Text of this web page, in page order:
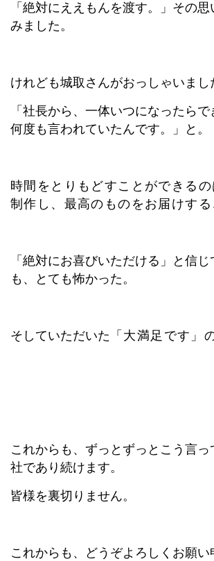
「絶対にええもんを渡す。」その
みました。
けれども城取さんがおっしゃいまし
「社長から、一体いつになったら
何度も言われていたんです。」と。
時間をとりもどすことができるの
制作し、最高のものをお届けする
「絶対にお喜びいただける」と信
も、とても怖かった。
そしていただいた 「大満足です」
これからも、ずっとずっとこう言
社であり続けます。
皆様を裏切りません。
これからも、どうぞよろしくお願い